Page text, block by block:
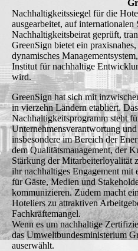
Nachhaltigkeitssiegel für die
ausgearbeitet, auf internationalen
Nachhaltigkeitsbeirat geprüft,
GreenSign bietet ein
dynamisches
Institut für nachhaltige
wird.
GreenSign hat sich mit
in vierzehn Ländern etabliert.
Nachhaltigkeitsprogramm steht
Unternehmensverantwortung
insbesondere im Bereich der
dem Qualitätsmanagement, der
Stärkung der Mitarbeiterloyalität
ihr nachhaltiges Engagement
für Gäste, Medien und
kommunizieren. Zudem macht
Hoteliers zu attraktiven
Fachkräftemangel.
Wenn es um nachhaltige
das Umweltbundesministerium
auserwählt.